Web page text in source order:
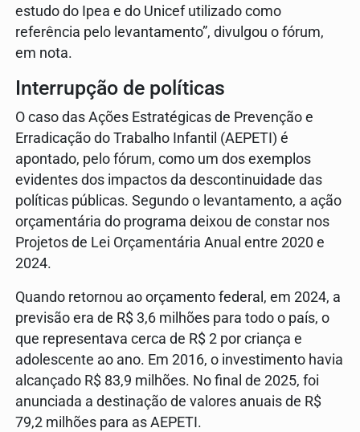
estudo do Ipea e do Unicef utilizado como
referência pelo levantamento”, divulgou o fórum,
em nota.
Interrupção de políticas
O caso das Ações Estratégicas de Prevenção e
Erradicação do Trabalho Infantil (AEPETI) é
apontado, pelo fórum, como um dos exemplos
evidentes dos impactos da descontinuidade das
políticas públicas. Segundo o levantamento, a ação
orçamentária do programa deixou de constar nos
Projetos de Lei Orçamentária Anual entre 2020 e
2024.
Quando retornou ao orçamento federal, em 2024, a
previsão era de R$ 3,6 milhões para todo o país, o
que representava cerca de R$ 2 por criança e
adolescente ao ano. Em 2016, o investimento havia
alcançado R$ 83,9 milhões. No final de 2025, foi
anunciada a destinação de valores anuais de R$
79,2 milhões para as AEPETI.